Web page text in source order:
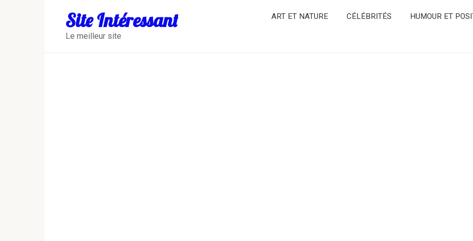
Site Intéressant
Le meilleur site
ART ET NATURE CÉLÉBRITÉS HUMOUR ET